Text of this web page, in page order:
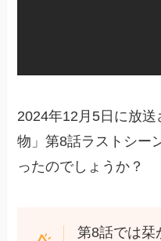
2024年12月5日に放
物」第8話ラストシー
ったのでしょうか？
第8話では栞